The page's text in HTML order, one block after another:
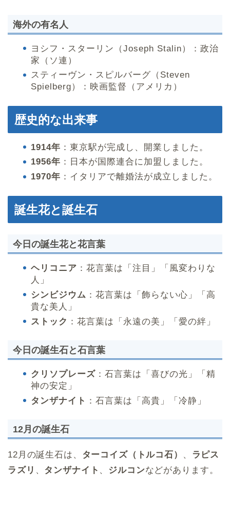
海外の有名人
ヨシフ・スターリン（Joseph Stalin）：政治
家（ソ連）
スティーヴン・スピルバーグ（Steven
Spielberg）：映画監督（アメリカ）
歴史的な出来事
1914年 ：東京駅が完成し、開業しました。
1956年 ：日本が国際連合に加盟しました。
1970年 ：イタリアで離婚法が成立しました。
誕生花と誕生石
今日の誕生花と花言葉
ヘリコニア ：花言葉は「注目」「風変わりな
人」
シンビジウム ：花言葉は「飾らない心」「高
貴な美人」
ストック ：花言葉は「永遠の美」「愛の絆」
今日の誕生石と石言葉
クリソプレーズ ：石言葉は「喜びの光」「精
神の安定」
タンザナイト ：石言葉は「高貴」「冷静」
12月の誕生石
12月の誕生石は、 ターコイズ（トルコ石） 、 ラピス
ラズリ 、 タンザナイト 、 ジルコンなどがあります。